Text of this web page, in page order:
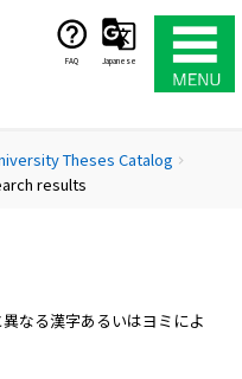
FAQ Japanese
Theses Catalog chevron_right
results
なる漢字あるいはヨミによ